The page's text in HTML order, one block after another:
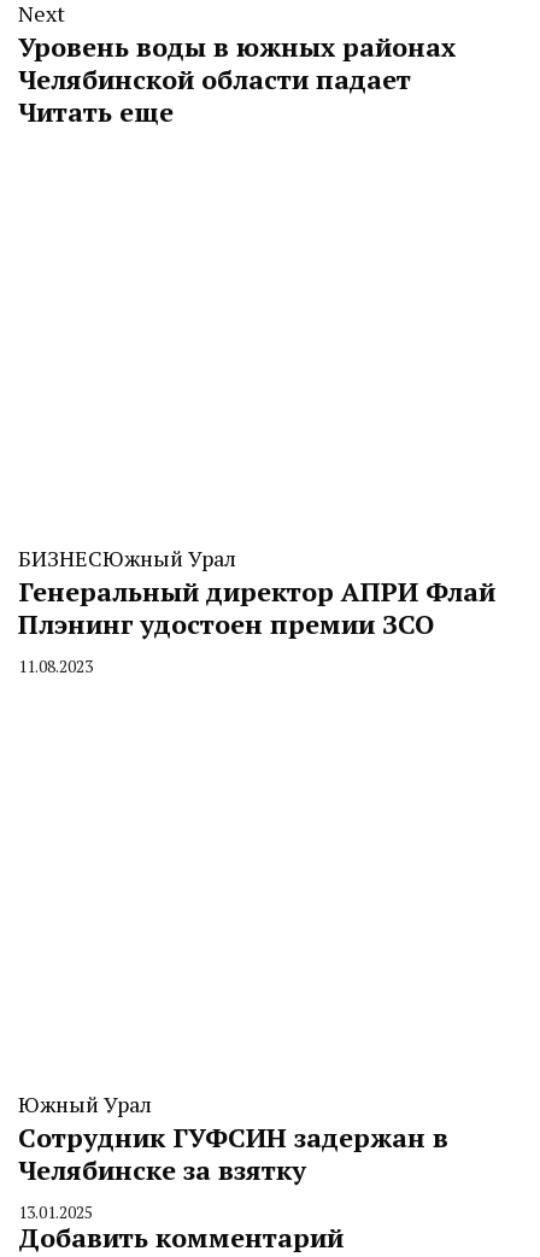
Next
Уровень воды в южных районах
Челябинской области падает
Читать еще
БИЗНЕСЮжный Урал
Генеральный директор АПРИ Флай
Плэнинг удостоен премии ЗСО
By
11.08.2023
Южный Урал
Сотрудник ГУФСИН задержан в
Челябинске за взятку
By
CHELINDUSTRY
13.01.2025
Добавить комментарий